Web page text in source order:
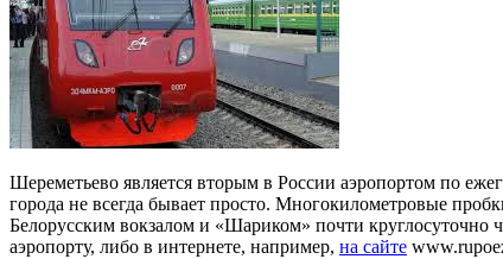
Шереметьево является вторым в России аэропортом по
города не всегда бывает просто. Многокилометровые
Белорусским вокзалом и «Шариком» почти круглосуточно
аэропорту, либо в интернете, например, на сайте